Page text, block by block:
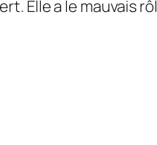
Elle a le mauvais